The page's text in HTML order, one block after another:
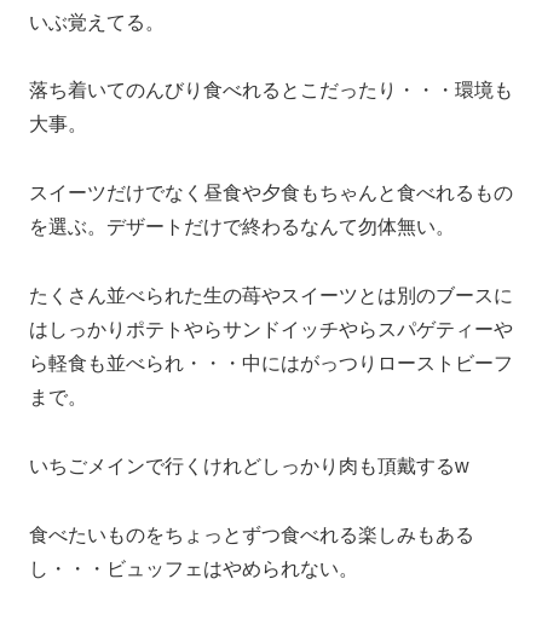
いぶ覚えてる。
落ち着いてのんびり食べれるとこだったり・・・環境も
大事。
スイーツだけでなく昼食や夕食もちゃんと食べれるもの
を選ぶ。デザートだけで終わるなんて勿体無い。
たくさん並べられた生の苺やスイーツとは別のブースに
はしっかりポテトやらサンドイッチやらスパゲティーや
ら軽食も並べられ・・・中にはがっつりローストビーフ
まで。
いちごメインで行くけれどしっかり肉も頂戴するw
食べたいものをちょっとずつ食べれる楽しみもある
し・・・ビュッフェはやめられない。